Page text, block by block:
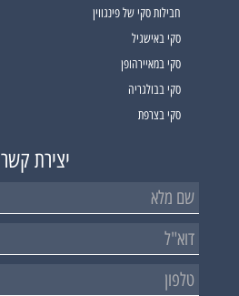
חבילות סקי של פינגווין
סקי באישגיל
סקי במאיירהופן
סקי בבולגריה
סקי בצרפת
יצירת קשר